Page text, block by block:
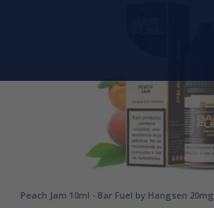
Peach Jam 10ml - Bar Fuel by Hangsen 20mg